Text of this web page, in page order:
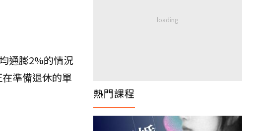
通膨2%的情況
準備退休的單
熱門課程